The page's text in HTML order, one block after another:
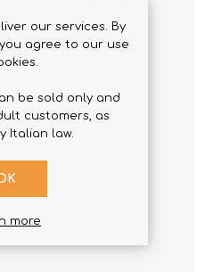
our services. By
agree to our use
be sold only and
customers, as
Italian law.
more